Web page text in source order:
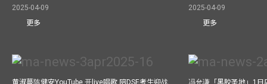
2025-04-09
更多
2025-04-09
更多
黄淑蔓陈健安YouTube 开live唱歌 陪DSE考生迎战
冯允谦「黑胶圣地」1日